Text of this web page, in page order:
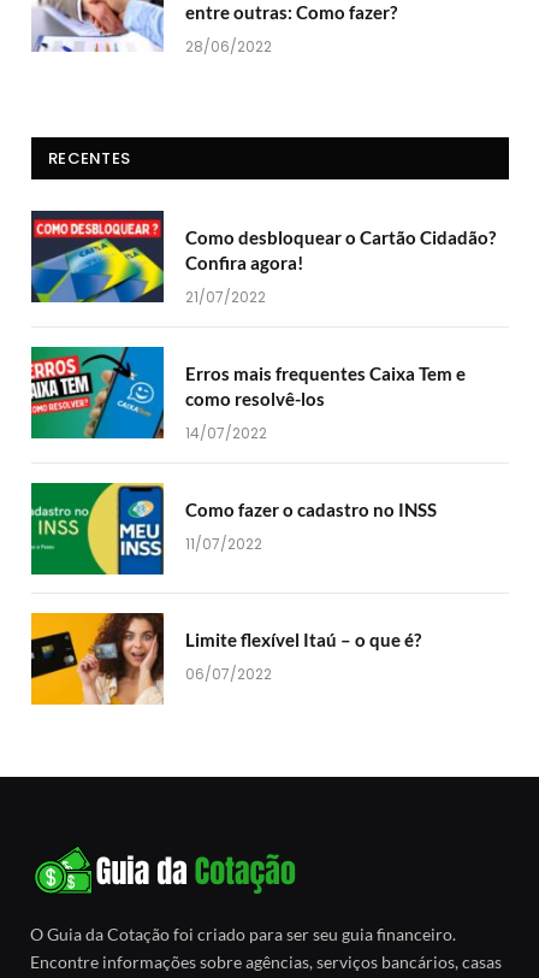
entre outras: Como fazer?
28/06/2022
RECENTES
Como desbloquear o Cartão Cidadão?
Confira agora!
21/07/2022
Erros mais frequentes Caixa Tem e
como resolvê-los
14/07/2022
Como fazer o cadastro no INSS
11/07/2022
Limite flexível Itaú – o que é?
06/07/2022
O Guia da Cotação foi criado para ser seu guia financeiro.
Encontre informações sobre agências, serviços bancários, casas